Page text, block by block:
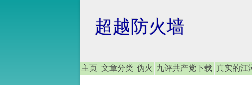
超越防火墙
主页 文章分类 伪火 九评共产党下载 真实的江